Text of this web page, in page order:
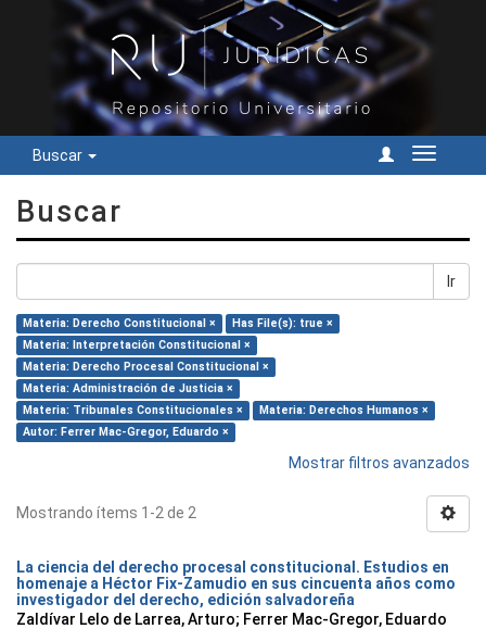
Buscar
Cambiar
Buscar
Ir
Materia: Derecho Constitucional ×
Has File(s): true ×
Materia: Interpretación Constitucional ×
Materia: Derecho Procesal Constitucional ×
Materia: Administración de Justicia ×
Materia: Tribunales Constitucionales ×
Materia: Derechos Humanos ×
Autor: Ferrer Mac-Gregor, Eduardo ×
Mostrar filtros avanzados
Mostrando ítems 1-2 de 2
La ciencia del derecho procesal constitucional. Estudios en
homenaje a Héctor Fix-Zamudio en sus cincuenta años como
investigador del derecho, edición salvadoreña
Zaldívar Lelo de Larrea, Arturo; Ferrer Mac-Gregor, Eduardo